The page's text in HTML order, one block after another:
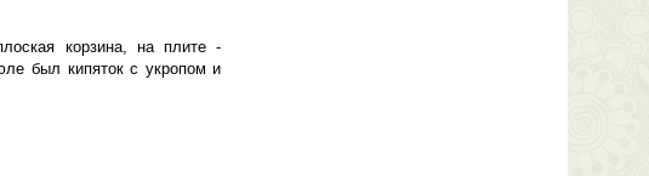
корзина, на плите -
был кипяток с укропом и